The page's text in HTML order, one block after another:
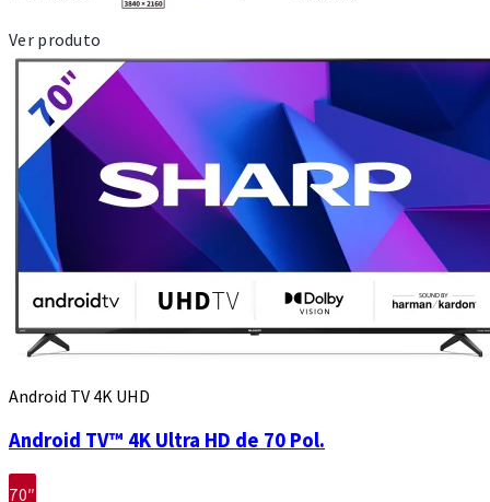
Ver produto
Android TV 4K UHD
Android TV™ 4K Ultra HD de 70 Pol.
70″